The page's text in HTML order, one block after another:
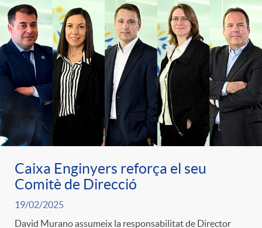
Caixa Enginyers reforça el seu
Comitè de Direcció
19/02/2025
David Murano assumeix la responsabilitat de Director